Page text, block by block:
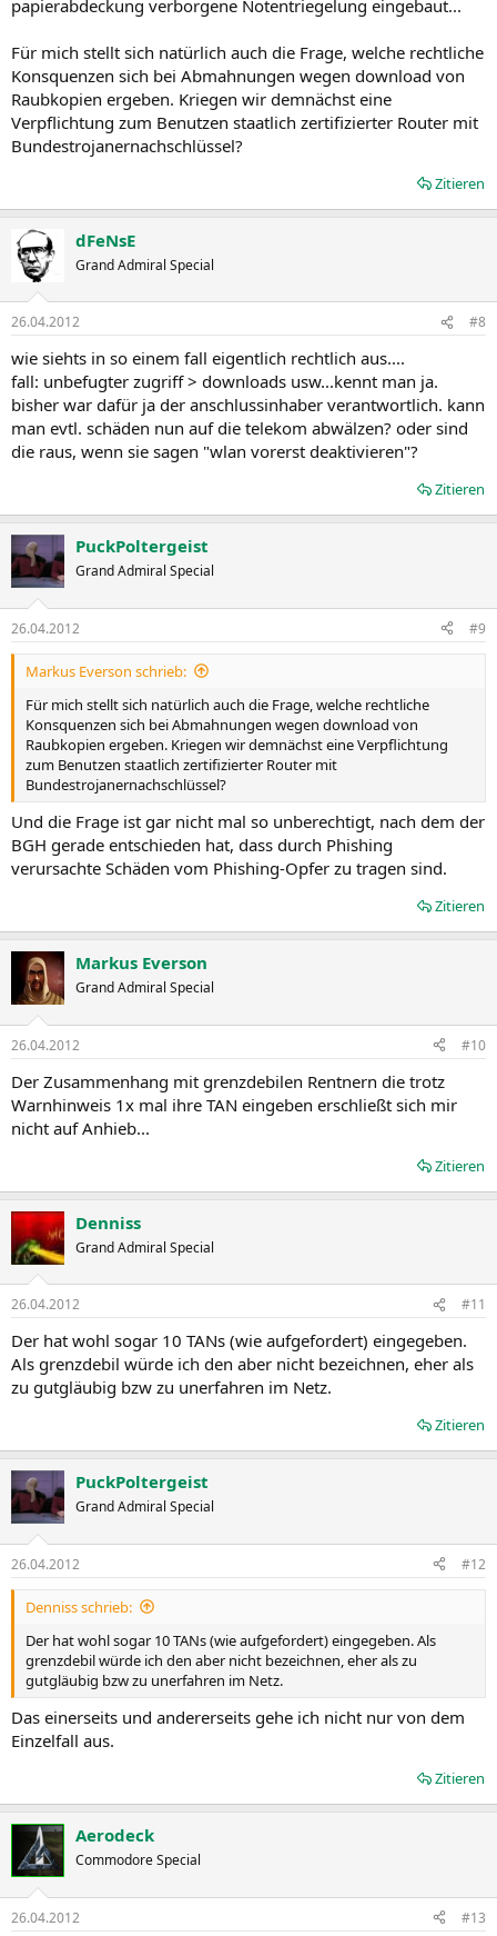
papierabdeckung verborgene Notentriegelung eingebaut...
Für mich stellt sich natürlich auch die Frage, welche rechtliche
Konsquenzen sich bei Abmahnungen wegen download von
Raubkopien ergeben. Kriegen wir demnächst eine
Verpflichtung zum Benutzen staatlich zertifizierter Router mit
Bundestrojanernachschlüssel?
Zitieren
dFeNsE
Grand Admiral Special
26.04.2012 #8
wie siehts in so einem fall eigentlich rechtlich aus....
fall: unbefugter zugriff > downloads usw...kennt man ja.
bisher war dafür ja der anschlussinhaber verantwortlich. kann
man evtl. schäden nun auf die telekom abwälzen? oder sind
die raus, wenn sie sagen "wlan vorerst deaktivieren"?
Zitieren
PuckPoltergeist
Grand Admiral Special
26.04.2012 #9
Markus Everson schrieb:
Für mich stellt sich natürlich auch die Frage, welche rechtliche
Konsquenzen sich bei Abmahnungen wegen download von
Raubkopien ergeben. Kriegen wir demnächst eine Verpflichtung
zum Benutzen staatlich zertifizierter Router mit
Bundestrojanernachschlüssel?
Und die Frage ist gar nicht mal so unberechtigt, nach dem der
BGH gerade entschieden hat, dass durch Phishing
verursachte Schäden vom Phishing-Opfer zu tragen sind.
Zitieren
Markus Everson
Grand Admiral Special
26.04.2012 #10
Der Zusammenhang mit grenzdebilen Rentnern die trotz
Warnhinweis 1x mal ihre TAN eingeben erschließt sich mir
nicht auf Anhieb...
Zitieren
Denniss
Grand Admiral Special
26.04.2012 #11
Der hat wohl sogar 10 TANs (wie aufgefordert) eingegeben.
Als grenzdebil würde ich den aber nicht bezeichnen, eher als
zu gutgläubig bzw zu unerfahren im Netz.
Zitieren
PuckPoltergeist
Grand Admiral Special
26.04.2012 #12
Denniss schrieb:
Der hat wohl sogar 10 TANs (wie aufgefordert) eingegeben. Als
grenzdebil würde ich den aber nicht bezeichnen, eher als zu
gutgläubig bzw zu unerfahren im Netz.
Das einerseits und andererseits gehe ich nicht nur von dem
Einzelfall aus.
Zitieren
Aerodeck
Commodore Special
26.04.2012 #13